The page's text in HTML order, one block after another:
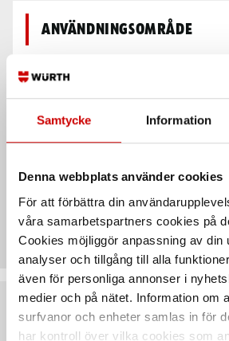
Samtycke Information
Denna webbplats använder cookies
För att förbättra din
våra samarbetspartners cookies på
Cookies möjliggör anpassning av din
analyser och tillgång till alla
även för personliga annonser i
medier och på nätet. Information om
surfvanor och enheter samlas in för
har kontroll över vilka cookies som
Användningsområde
Recensioner
Rekommenderat baserat